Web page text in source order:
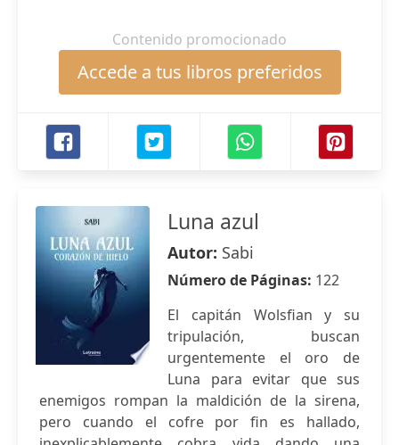
Contenido promocionado
Accede a tus libros preferidos
Luna azul
Autor: Sabi
Número de Páginas: 122
El capitán Wolsfian y su
tripulación, buscan
urgentemente el oro de
Luna para evitar que sus
enemigos rompan la maldición de la sirena,
pero cuando el cofre por fin es hallado,